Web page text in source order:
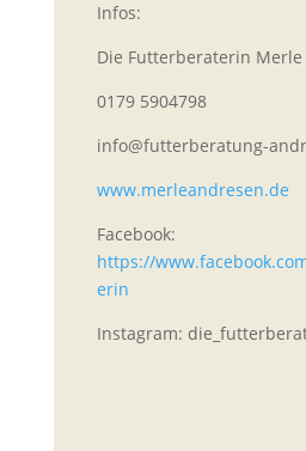
Infos:
Die Futterberaterin
0179 5904798
info@futterberatung-
www.merleandresen.de
Facebook:
https://
erin
Instagram: